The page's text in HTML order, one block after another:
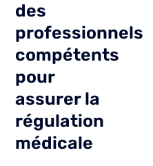
des
professionnels
compétents
pour
assurer la
régulation
médicale